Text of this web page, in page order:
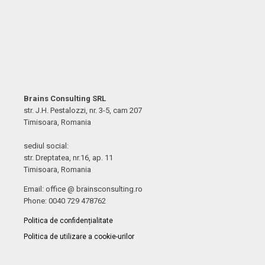
Brains Consulting SRL
str. J.H. Pestalozzi, nr. 3-5, cam 207
Timisoara, Romania
sediul social:
str. Dreptatea, nr.16, ap. 11
Timisoara, Romania
Email: office @ brainsconsulting.ro
Phone: 0040 729 478762
Politica de confidențialitate
Politica de utilizare a cookie-urilor